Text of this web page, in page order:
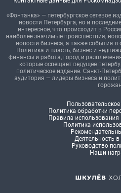
«Фонтанка» — петербургское сетевое
новости Петербурга, но и
интересное, что происходит в
наиболее значимые происшествия,
новости бизнеса, а также события в
Политика и власть, бизнес и
финансы и работа, город и
которые освещает ведущее
политическое издание. Санкт-
аудитория — лидеры бизнеса и
Политика обработки
Правила использования
Политика
Деятельность
Руководство
Наши